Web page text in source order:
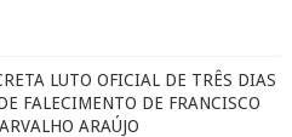
LUTO OFICIAL DE TRÊS DIAS
FALECIMENTO DE FRANCISCO
ARAÚJO